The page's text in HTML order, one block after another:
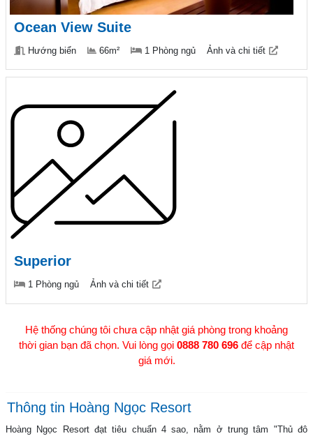
Ocean View Suite
Hướng biển 66m² 1 Phòng ngủ Ảnh và chi tiết
Superior
1 Phòng ngủ Ảnh và chi tiết
Hệ thống chúng tôi chưa cập nhật giá phòng trong khoảng
thời gian bạn đã chọn. Vui lòng gọi 0888 780 696 để cập nhật
giá mới.
Thông tin Hoàng Ngọc Resort
Hoàng Ngọc Resort đạt tiêu chuẩn 4 sao, nằm ở trung tâm "Thủ đô